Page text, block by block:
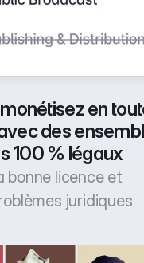
en
des
100 % légaux
bonne licence et
juridiques